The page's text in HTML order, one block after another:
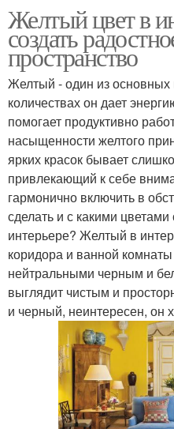
Желтый цвет в
создать
пространство
Желтый - один из основных
количествах он дает
помогает продуктивно
насыщенности желтого
ярких красок бывает
привлекающий к себе
гармонично включить в
сделать и с какими
интерьере? Желтый в
коридора и ванной
нейтральными черным и
выглядит чистым и
и черный, неинтересен, он